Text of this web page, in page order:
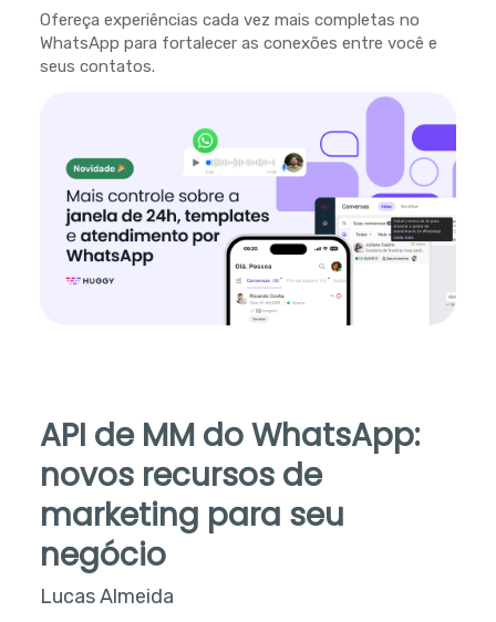
Ofereça experiências cada vez mais completas no
WhatsApp para fortalecer as conexões entre você e
seus contatos.
API de MM do WhatsApp:
novos recursos de
marketing para seu
negócio
Lucas Almeida